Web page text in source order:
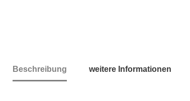
Beschreibung weitere Informationen